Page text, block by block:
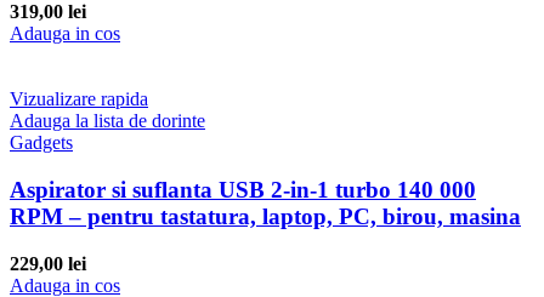
319,00 lei
Adauga in cos
Vizualizare rapida
Adauga la lista de dorinte
Gadgets
Aspirator si suflanta USB 2-in-1 turbo 140 000
RPM – pentru tastatura, laptop, PC, birou, masina
229,00 lei
Adauga in cos